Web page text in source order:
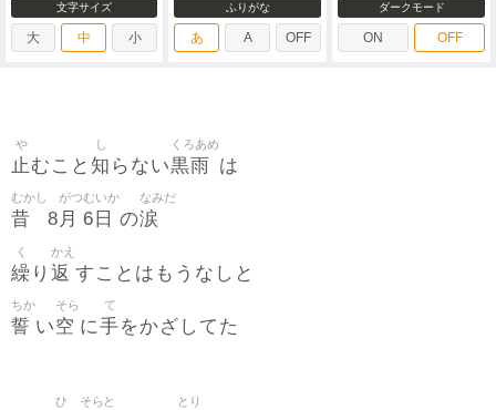
文字サイズ
大 中 小
ふりがな
あ A OFF
ダークモード
ON OFF
止
や
むこと 知
し
らない黒雨
くろあめ
は
昔
むかし
8 月
がつ
6日
むいか
の涙
なみだ
繰
く
り 返
かえ
すことはもうなしと
誓
ちか
い空
そら
に手
て
をかざしてた
ひ そらと とり